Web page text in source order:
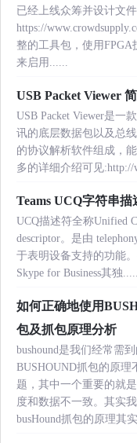
已经上线众筹并设计文
https://
整的工具包，使用
来启用......
USB Packet Viewer
USB Packet Viewer是一
讯的底层数据包以及总
的协议解析软件组成，
多的详细介绍可见:http://
Teams UCQ字符串描
UCQ描述符全称Unified
descriptor。是由
于表明设备支持的功能
Skype for Business其独......
如何正确地使用
包及抓包原理分析
bushound是我们经常需
BUSHOUND抓包的原理
题，其中一个重要的就
度和数据不一致。其实
busHound抓包的原理其